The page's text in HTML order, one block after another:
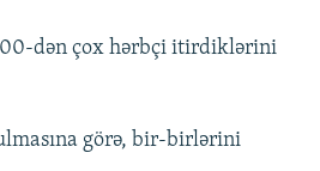
dən çox hərbçi itirdiklərini
görə, bir-birlərini